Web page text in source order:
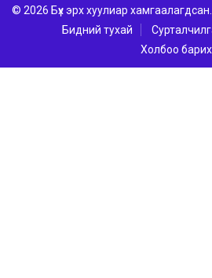
© 2026 Бүх эрх хуулиар хамгаалагдсан.
Бидний тухай
Холбоо барих